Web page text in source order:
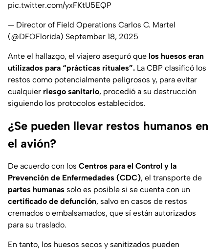
pic.twitter.com/yxFKtU5EQP
— Director of Field Operations Carlos C. Martel
(@DFOFlorida) September 18, 2025
Ante el hallazgo, el viajero aseguró que los huesos eran
utilizados para “prácticas rituales”. La CBP clasificó los
restos como potencialmente peligrosos y, para evitar
cualquier riesgo sanitario, procedió a su destrucción
siguiendo los protocolos establecidos.
¿Se pueden llevar restos humanos en
el avión?
De acuerdo con los Centros para el Control y la
Prevención de Enfermedades (CDC), el transporte de
partes humanas solo es posible si se cuenta con un
certificado de defunción, salvo en casos de restos
cremados o embalsamados, que sí están autorizados
para su traslado.
En tanto, los huesos secos y sanitizados pueden